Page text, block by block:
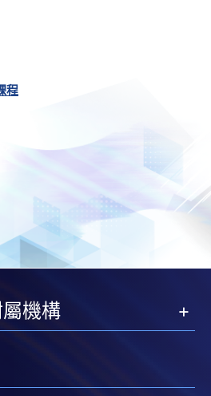
程
機構